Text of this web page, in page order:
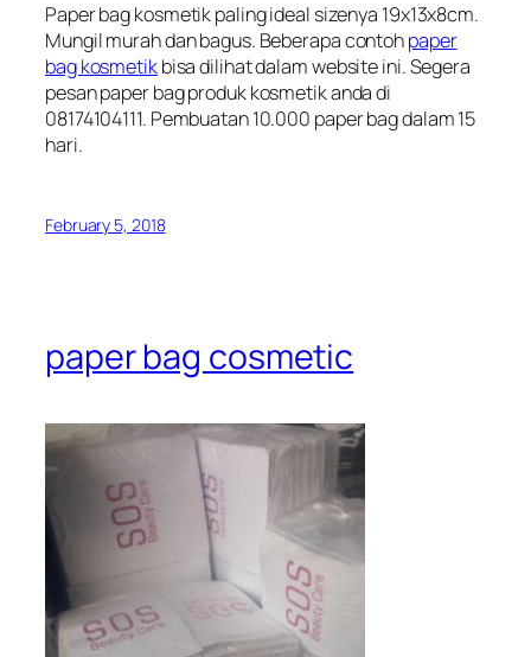
Paper bag kosmetik paling ideal sizenya 19x13x8cm.
Mungil murah dan bagus. Beberapa contohpaper
bag kosmetikbisa dilihat dalam website ini. Segera
pesan paper bag produk kosmetik anda di
08174104111. Pembuatan 10.000 paper bag dalam 15
hari.
February 5, 2018
paper bag cosmetic